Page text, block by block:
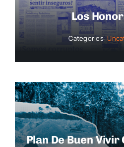
Los
Categories:
Plan De Buen